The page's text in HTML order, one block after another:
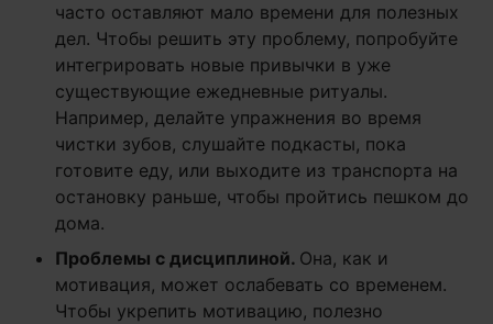
часто оставляют мало времени для полезных
дел. Чтобы решить эту проблему, попробуйте
интегрировать новые привычки в уже
существующие ежедневные ритуалы.
Например, делайте упражнения во время
чистки зубов, слушайте подкасты, пока
готовите еду, или выходите из транспорта на
остановку раньше, чтобы пройтись пешком до
дома.
Проблемы с дисциплиной. Она, как и
мотивация, может ослабевать со временем.
Чтобы укрепить мотивацию, полезно